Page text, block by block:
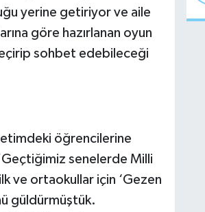
yerine getiriyor ve aile
göre hazırlanan oyun
sohbet edebileceği
öğrencilerine
senelerde Milli
ve ortaokullar için ‘Gezen
güldürmüştük.